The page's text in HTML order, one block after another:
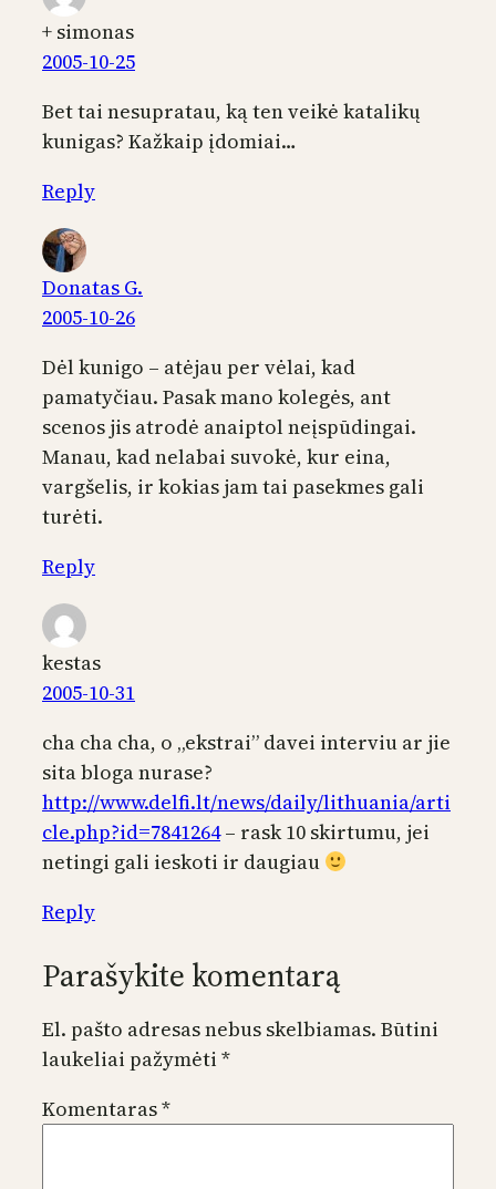
+ simonas
2005-10-25
Bet tai nesupratau, ką ten veikė katalikų
kunigas? Kažkaip įdomiai…
Reply
Donatas G.
2005-10-26
Dėl kunigo – atėjau per vėlai, kad
pamatyčiau. Pasak mano kolegės, ant
scenos jis atrodė anaiptol neįspūdingai.
Manau, kad nelabai suvokė, kur eina,
vargšelis, ir kokias jam tai pasekmes gali
turėti.
Reply
kestas
2005-10-31
cha cha cha, o „ekstrai” davei interviu ar jie
sita bloga nurase?
http://www.delfi.lt/news/daily/lithuania/arti
cle.php?id=7841264– rask 10 skirtumu, jei
netingi gali ieskoti ir daugiau
Reply
Parašykite komentarą
El. pašto adresas nebus skelbiamas. Būtini
laukeliai pažymėti *
Komentaras*